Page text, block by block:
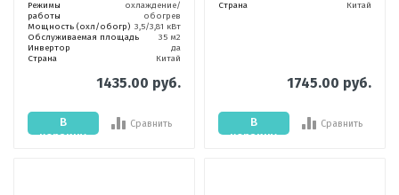
Режимы
работы
охлаждение/
обогрев
Мощность (охл/обогр) 3,5/3,81 кВт
Обслуживаемая площадь
35 м2
Инвертор
да
Страна
Китай
1435.00 руб.
В
корзину
Сравнить
Страна Китай
1745.00 руб.
В
корзину
Сравнить